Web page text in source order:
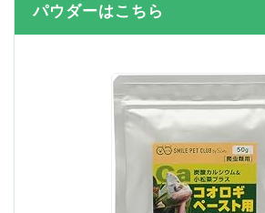
パウダーはこちら